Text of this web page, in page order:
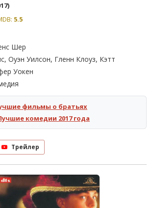
5.5
Шер
Оуэн Уилсон, Гленн Клоуз, Кэтт
Уокен
фильмы о братьях
комедии 2017 года
Трейлер